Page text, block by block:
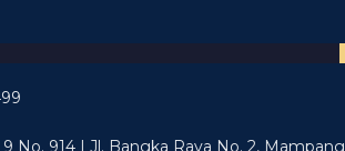
No. 914 | Jl. Bangka Raya No. 2, Mampang